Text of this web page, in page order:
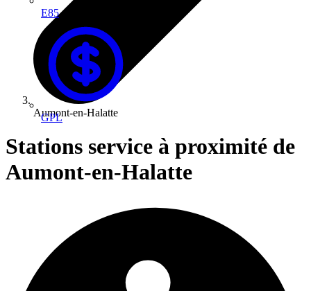
E85
GPL
Aumont-en-Halatte
Stations service à proximité de
Aumont-en-Halatte